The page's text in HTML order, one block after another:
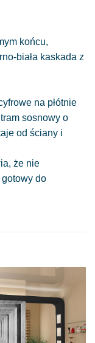
końcu,
biała kaskada z
na płótnie
sosnowy o
od ściany i
że nie
do